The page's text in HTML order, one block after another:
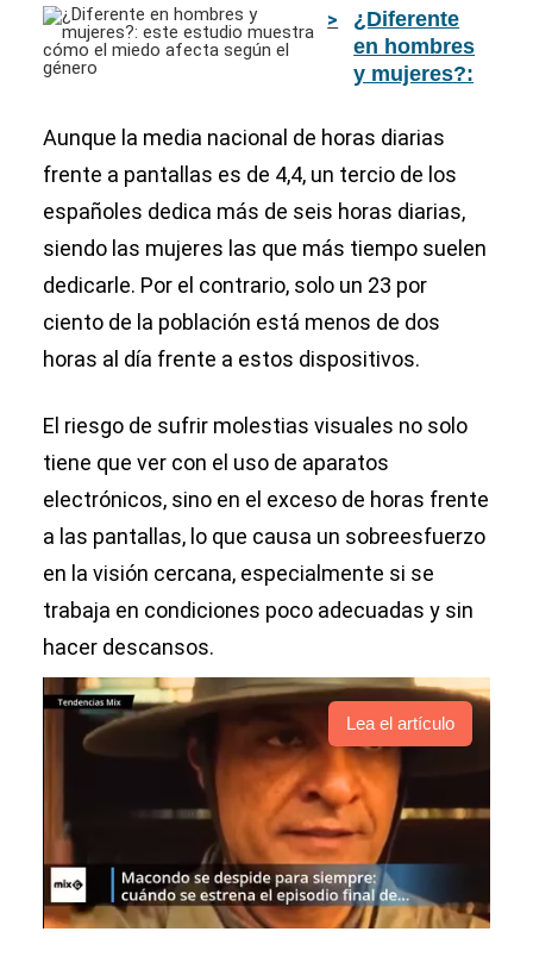
¿Diferente
en hombres
y mujeres?:
muestra
miedo afecta
según el
género
Aunque la media nacional de horas diarias
frente a pantallas es de 4,4, un tercio de los
españoles dedica más de seis horas diarias,
siendo las mujeres las que más tiempo suelen
dedicarle. Por el contrario, solo un 23 por
ciento de la población está menos de dos
horas al día frente a estos dispositivos.
El riesgo de sufrir molestias visuales no solo
tiene que ver con el uso de aparatos
electrónicos, sino en el exceso de horas frente
a las pantallas, lo que causa un sobreesfuerzo
en la visión cercana, especialmente si se
trabaja en condiciones poco adecuadas y sin
hacer descansos.
Lea el artículo